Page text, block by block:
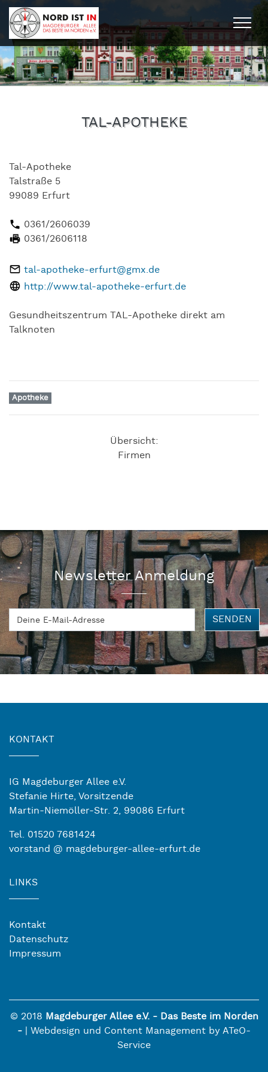
TAL-APOTHEKE
Tal-Apotheke
Talstraße 5
99089 Erfurt
0361/2606039
0361/2606118
tal-apotheke-erfurt@gmx.de
http://www.tal-apotheke-erfurt.de
Gesundheitszentrum TAL-Apotheke direkt am
Talknoten
Apotheke
Übersicht:
Firmen
Newsletter Anmeldung
SENDEN
KONTAKT
IG Magdeburger Allee e.V.
Stefanie Hirte, Vorsitzende
Martin-Niemöller-Str. 2, 99086 Erfurt
Tel. 01520 7681424
vorstand @ magdeburger-allee-erfurt.de
LINKS
Kontakt
Datenschutz
Impressum
© 2018 Magdeburger Allee e.V. - Das Beste im Norden
-
Webdesign und Content Management by ATeO-
Service